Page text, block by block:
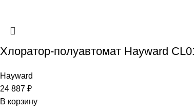
Хлоратор-полуавтомат Hayward
Hayward
24 887 ₽
В корзину